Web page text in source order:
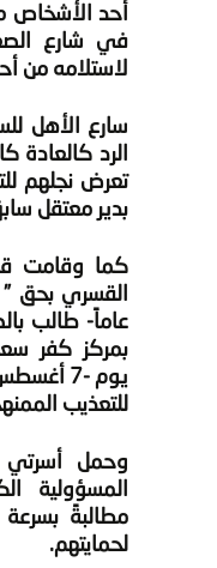
أحد الأشخاص
في شارع
لاستلامه من
سارع الأهل
الرد كالعادة
تعرض نجلهم
بدير معتقل
كما وقامت
عاماً- طالب
بمركز كفر
يوم -7
للتعذيب
وحمل أسرتي
المسؤولية
مطالبةً
لحمايتهم.